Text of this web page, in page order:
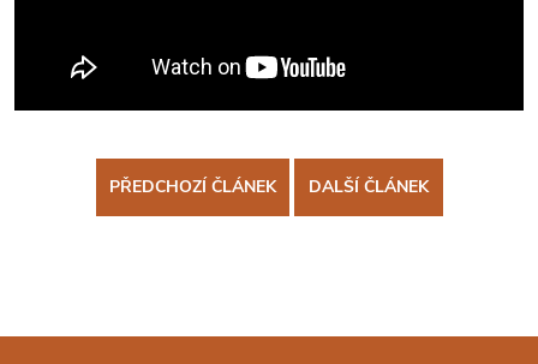
PŘEDCHOZÍ ČLÁNEK DALŠÍ ČLÁNEK